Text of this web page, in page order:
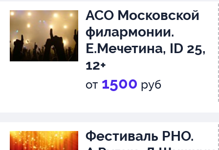
АСО Московской
филармонии.
Е.Мечетина, ID 25,
12+
от 1500 руб
Фестиваль РНО.